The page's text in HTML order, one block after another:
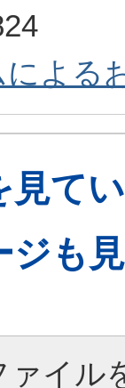
よる
見て
ジも
ァイル